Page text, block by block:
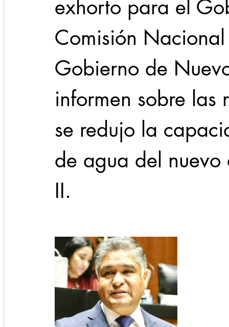
exhorto para el
Comisión
Gobierno de
informen sobre
se redujo la
de agua del
II.